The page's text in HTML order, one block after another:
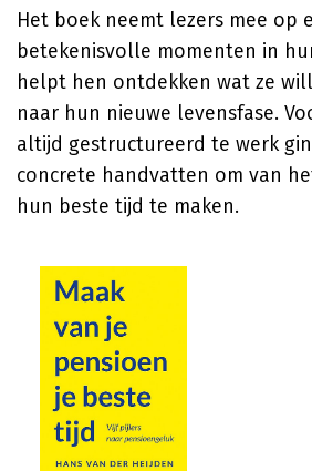
Het boek neemt lezers mee op
betekenisvolle momenten in
helpt hen ontdekken wat ze
naar hun nieuwe levensfase.
altijd gestructureerd te werk
concrete handvatten om van
hun beste tijd te maken.